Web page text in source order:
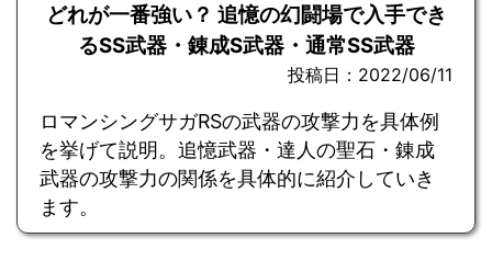
どれが一番強い？ 追憶の幻闘場で入手でき
るSS武器・錬成S武器・通常SS武器
投稿日：2022/06/11
ロマンシングサガRSの武器の攻撃力を具体例
を挙げて説明。追憶武器・達人の聖石・錬成
武器の攻撃力の関係を具体的に紹介していき
ます。